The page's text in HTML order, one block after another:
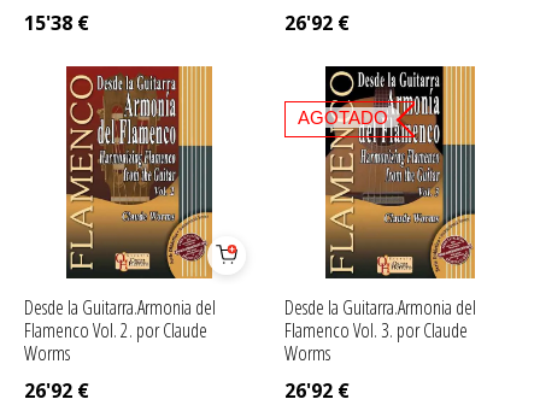
15'38 €
26'92 €
Desde la Guitarra.Armonia del
Flamenco Vol. 2. por Claude
Worms
26'92 €
Desde la Guitarra.Armonia del
Flamenco Vol. 3. por Claude
Worms
26'92 €
AGOTADO